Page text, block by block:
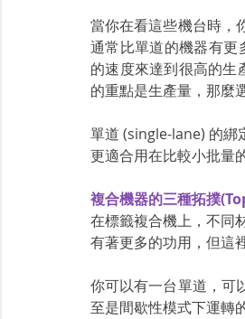
當你在看這些機台時，
通常比單道的機器有
的速度來達到很高的
的重點是生產量，那麼
單道 (single-lane) 的綁
更適合用在比較小批量
複合機器的三種拓撲
在標籤複合機上，不同
有著更多的功用，但這
你可以有一台單道，可
至是間歇性模式下運轉